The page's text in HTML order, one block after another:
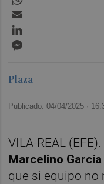
Plaza
Publicado: 04/04/2025 ·
VILA-REAL
Marcelino García
que si equipo no